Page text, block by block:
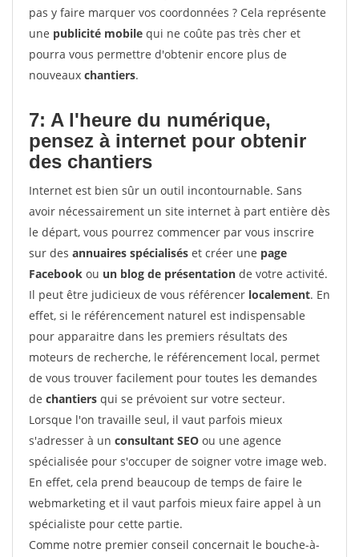
pas y faire marquer vos coordonnées ? Cela représente
une publicité mobile qui ne coûte pas très cher et
pourra vous permettre d'obtenir encore plus de
nouveaux chantiers.
7: A l'heure du numérique,
pensez à internet pour obtenir
des chantiers
Internet est bien sûr un outil incontournable. Sans
avoir nécessairement un site internet à part entière dès
le départ, vous pourrez commencer par vous inscrire
sur des annuaires spécialisés et créer une page
Facebook ou un blog de présentation de votre activité.
Il peut être judicieux de vous référencer localement. En
effet, si le référencement naturel est indispensable
pour apparaitre dans les premiers résultats des
moteurs de recherche, le référencement local, permet
de vous trouver facilement pour toutes les demandes
de chantiers qui se prévoient sur votre secteur.
Lorsque l'on travaille seul, il vaut parfois mieux
s'adresser à un consultant SEO ou une agence
spécialisée pour s'occuper de soigner votre image web.
En effet, cela prend beaucoup de temps de faire le
webmarketing et il vaut parfois mieux faire appel à un
spécialiste pour cette partie.
Comme notre premier conseil concernait le bouche-à-